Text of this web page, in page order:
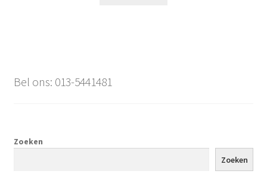
Bel ons: 013-5441481
Zoeken
Zoeken